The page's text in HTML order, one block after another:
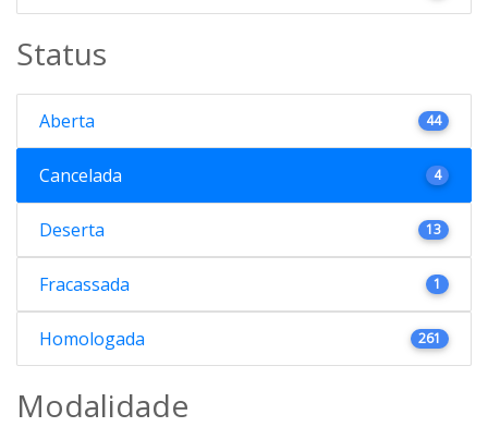
Status
Aberta 44
Cancelada 4
Deserta 13
Fracassada 1
Homologada 261
Modalidade